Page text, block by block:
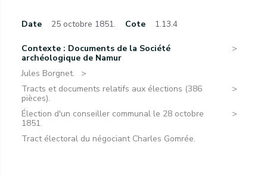
Date 25 octobre 1851. Cote 1.13.4
Contexte : Documents de la Société
archéologique de Namur
Jules Borgnet.
Tracts et documents relatifs aux élections (386
pièces).
Élection d'un conseiller communal le 28 octobre
1851.
Tract électoral du négociant Charles Gomrée.